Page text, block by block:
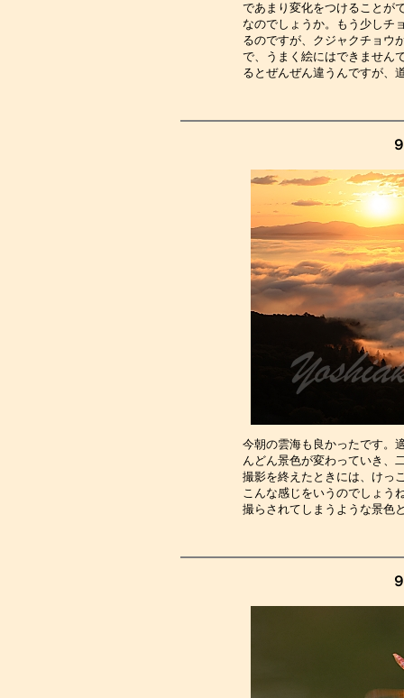
であまり変化をつけることが
なのでしょうか。もう少しチ
るのですが、クジャクチョウ
で、うまく絵にはできません
るとぜんぜん違うんですが
今朝の雲海も良かったです。
んどん景色が変わっていき、
撮影を終えたときには、けっ
こんな感じをいうのでしょう
撮らされてしまうよ